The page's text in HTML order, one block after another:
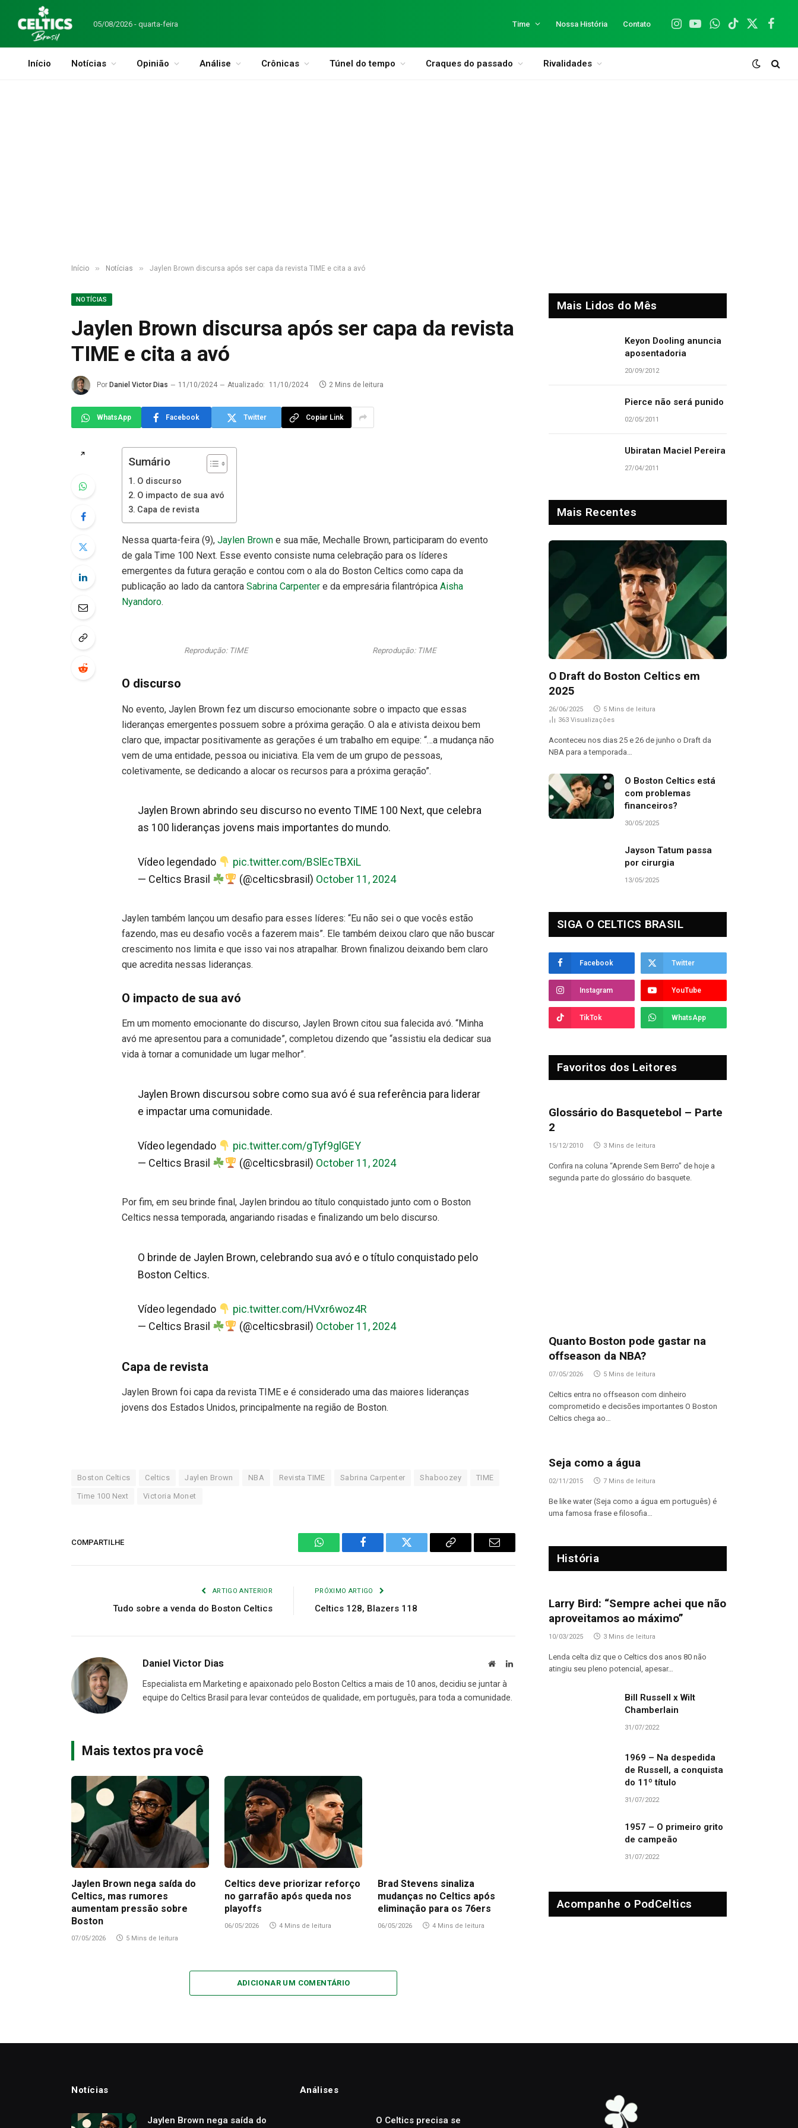
05/08/2026 - quarta-feira Time Nossa História Contato
Instagram
YouTubeWhatsApp
TikTok
X
Início Notícias Opinião Análise Crônicas Túnel do tempo Craques do passado Rivalidades
Início » Notícias » Jaylen Brown discursa após ser capa da revista TIME e cita a avó
NOTÍCIAS
Jaylen Brown discursa após ser capa da revista
TIME e cita a avó
Por Daniel Victor Dias 11/10/2024 Atualizado: 11/10/2024 2 Mins de leitura
WhatsApp Facebook Twitter Copiar Link
↗
Sumário
O discurso
O impacto de sua avó
Capa de revista
Nessa quarta-feira (9), Jaylen Browne sua mãe, Mechalle Brown, participaram do evento
de gala Time 100 Next. Esse evento consiste numa celebração para os líderes
emergentes da futura geração e contou com o ala do Boston Celtics como capa da
publicação ao lado da cantora Sabrina Carpentere da empresária filantrópica Aisha
Nyandoro.
Reprodução: TIME Reprodução: TIME
O discurso
No evento, Jaylen Brown fez um discurso emocionante sobre o impacto que essas
lideranças emergentes possuem sobre a próxima geração. O ala e ativista deixou bem
claro que, impactar positivamente as gerações é um trabalho em equipe: “…a mudança não
vem de uma entidade, pessoa ou iniciativa. Ela vem de um grupo de pessoas,
coletivamente, se dedicando a alocar os recursos para a próxima geração”.
Jaylen Brown abrindo seu discurso no evento TIME 100 Next, que celebra
as 100 lideranças jovens mais importantes do mundo.
Vídeo legendado
pic.twitter.com/BSlEcTBXiL
— Celtics Brasil
(@celticsbrasil) October 11, 2024
Jaylen também lançou um desafio para esses líderes: “Eu não sei o que vocês estão
fazendo, mas eu desafio vocês a fazerem mais”. Ele também deixou claro que não buscar
crescimento nos limita e que isso vai nos atrapalhar. Brown finalizou deixando bem claro
que acredita nessas lideranças.
O impacto de sua avó
Em um momento emocionante do discurso, Jaylen Brown citou sua falecida avó. “Minha
avó me apresentou para a comunidade”, completou dizendo que “assistiu ela dedicar sua
vida à tornar a comunidade um lugar melhor”.
Jaylen Brown discursou sobre como sua avó é sua referência para liderar
e impactar uma comunidade.
Vídeo legendado
pic.twitter.com/gTyf9glGEY
— Celtics Brasil
(@celticsbrasil) October 11, 2024
Por fim, em seu brinde final, Jaylen brindou ao título conquistado junto com o Boston
Celtics nessa temporada, angariando risadas e finalizando um belo discurso.
O brinde de Jaylen Brown, celebrando sua avó e o título conquistado pelo
Boston Celtics.
Vídeo legendado
pic.twitter.com/HVxr6woz4R
— Celtics Brasil
(@celticsbrasil) October 11, 2024
Capa de revista
Jaylen Brown foi capa da revista TIME e é considerado uma das maiores lideranças
jovens dos Estados Unidos, principalmente na região de Boston.
Boston Celtics Celtics Jaylen Brown NBA Revista TIME Sabrina Carpenter Shaboozey TIME
Time 100 Next Victoria Monet
COMPARTILHE
WhatsAppFacebook Twitter
Copiar
E-
ARTIGO ANTERIOR
Tudo sobre a venda do Boston Celtics
PRÓXIMO ARTIGO
Celtics 128, Blazers 118
Daniel Victor Dias Site LinkedIn
Especialista em Marketing e apaixonado pelo Boston Celtics a mais de 10 anos, decidiu se juntar à
equipe do Celtics Brasil para levar conteúdos de qualidade, em português, para toda a comunidade.
Mais textos pra você
Jaylen Brown nega saída do
Celtics, mas rumores
aumentam pressão sobre
Boston
07/05/2026 5 Mins de leitura
Celtics deve priorizar reforço
no garrafão após queda nos
playoffs
06/05/2026 4 Mins de leitura
Brad Stevens sinaliza
mudanças no Celtics após
eliminação para os 76ers
06/05/2026 4 Mins de leitura
ADICIONAR UM COMENTÁRIO
Mais Lidos do Mês
Keyon Dooling anuncia
aposentadoria
20/09/2012
Pierce não será punido
02/05/2011
Ubiratan Maciel Pereira
27/04/2011
Mais Recentes
O Draft do Boston Celtics em
2025
26/06/2025
5 Mins de leitura
363 Visualizações
Aconteceu nos dias 25 e 26 de junho o Draft da
NBA para a temporada…
O Boston Celtics está
com problemas
financeiros?
30/05/2025
Jayson Tatum passa
por cirurgia
13/05/2025
SIGA O CELTICS BRASIL
Facebook Twitter
Instagram YouTube
TikTok WhatsApp
Favoritos dos Leitores
Glossário do Basquetebol – Parte
2
15/12/2010 3 Mins de leitura
Confira na coluna “Aprende Sem Berro” de hoje a
segunda parte do glossário do basquete.
Quanto Boston pode gastar na
offseason da NBA?
07/05/2026 5 Mins de leitura
Celtics entra no offseason com dinheiro
comprometido e decisões importantes O Boston
Celtics chega ao…
Seja como a água
02/11/2015 7 Mins de leitura
Be like water (Seja como a água em português) é
uma famosa frase e filosofia…
História
Larry Bird: “Sempre achei que não
aproveitamos ao máximo”
10/03/2025 3 Mins de leitura
Lenda celta diz que o Celtics dos anos 80 não
atingiu seu pleno potencial, apesar…
Bill Russell x Wilt
Chamberlain
31/07/2022
1969 – Na despedida
de Russell, a conquista
do 11º título
31/07/2022
1957 – O primeiro grito
de campeão
31/07/2022
Acompanhe o PodCeltics
Notícias
Jaylen Brown nega saída do
Análises
O Celtics precisa se